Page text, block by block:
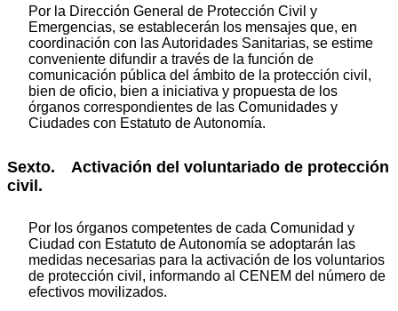
Por la Dirección General de Protección Civil y
Emergencias, se establecerán los mensajes que, en
coordinación con las Autoridades Sanitarias, se estime
conveniente difundir a través de la función de
comunicación pública del ámbito de la protección civil,
bien de oficio, bien a iniciativa y propuesta de los
órganos correspondientes de las Comunidades y
Ciudades con Estatuto de Autonomía.
Sexto. Activación del voluntariado de protección
civil.
Por los órganos competentes de cada Comunidad y
Ciudad con Estatuto de Autonomía se adoptarán las
medidas necesarias para la activación de los voluntarios
de protección civil, informando al CENEM del número de
efectivos movilizados.